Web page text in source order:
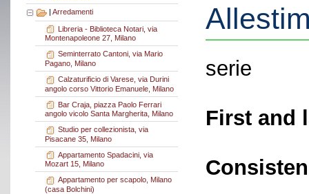
Arredamenti
Libreria - Biblioteca Notari, via
Montenapoleone 27, Milano
Seminterrato Cantoni, via Mario
Pagano, Milano
Calzaturificio di Varese, via Durini
angolo corso Vittorio Emanuele, Milano
Bar Craja, piazza Paolo Ferrari
angolo vicolo Santa Margherita, Milano
Studio per collezionista, via
Pisacane 35, Milano
Appartamento Spadacini, via
Mozart 15, Milano
Appartamento per scapolo, Milano
(casa Bolchini)
serie
First and